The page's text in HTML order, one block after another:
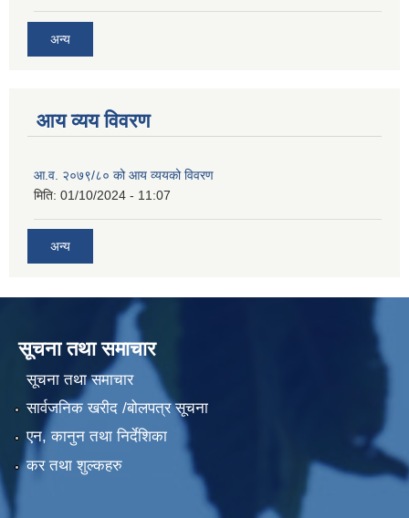
अन्य
आय व्यय विवरण
आ.व. २०७९/८० को आय व्ययको विवरण
मिति: 01/10/2024 - 11:07
अन्य
सूचना तथा समाचार
सूचना तथा समाचार
सार्वजनिक खरीद /बोलपत्र सूचना
एन, कानुन तथा निर्देशिका
कर तथा शुल्कहरु